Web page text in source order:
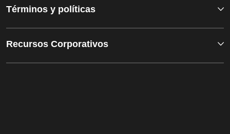
Términos y políticas
Recursos Corporativos